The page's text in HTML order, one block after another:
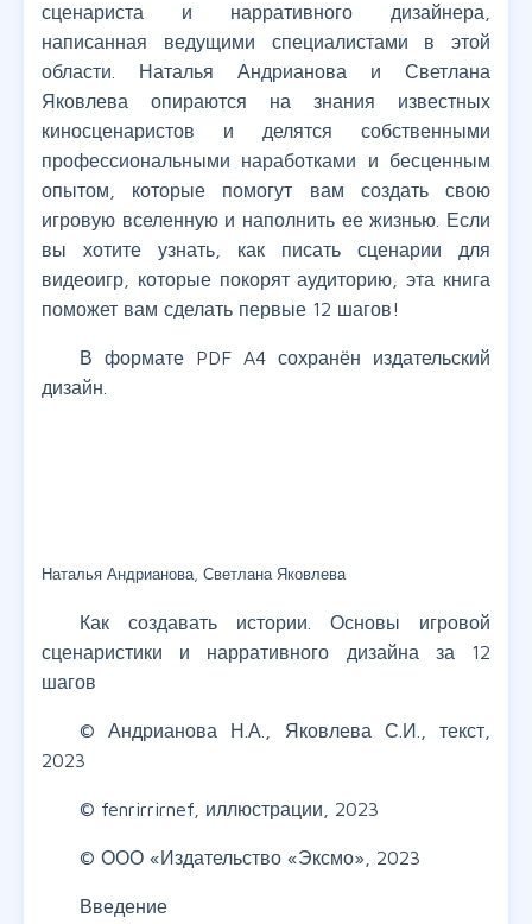
сценариста и нарративного дизайнера,
написанная ведущими специалистами в этой
области. Наталья Андрианова и Светлана
Яковлева опираются на знания известных
киносценаристов и делятся собственными
профессиональными наработками и бесценным
опытом, которые помогут вам создать свою
игровую вселенную и наполнить ее жизнью. Если
вы хотите узнать, как писать сценарии для
видеоигр, которые покорят аудиторию, эта книга
поможет вам сделать первые 12 шагов!
В формате PDF A4 сохранён издательский
дизайн.
Наталья Андрианова, Светлана Яковлева
Как создавать истории. Основы игровой
сценаристики и нарративного дизайна за 12
шагов
© Андрианова Н.А., Яковлева С.И., текст,
2023
© fenrirrirnef, иллюстрации, 2023
© ООО «Издательство «Эксмо», 2023
Введение